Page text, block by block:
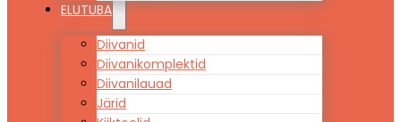
ELUTUBA
Diivanid
Diivanikomplektid
Diivanilauad
Järid